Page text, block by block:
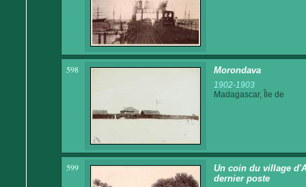
598 Morondava
1902-1903
Madagascar, Île de
599
Un coin du village
dernier poste